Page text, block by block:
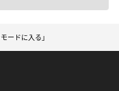
ードに入る」